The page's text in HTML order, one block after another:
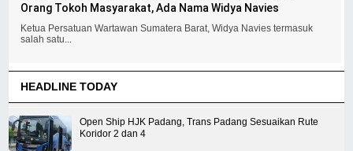
Orang Tokoh Masyarakat, Ada Nama Widya Navies
Ketua Persatuan Wartawan Sumatera Barat, Widya Navies termasuk
salah satu...
HEADLINE TODAY
Open Ship HJK Padang, Trans Padang Sesuaikan Rute
Koridor 2 dan 4